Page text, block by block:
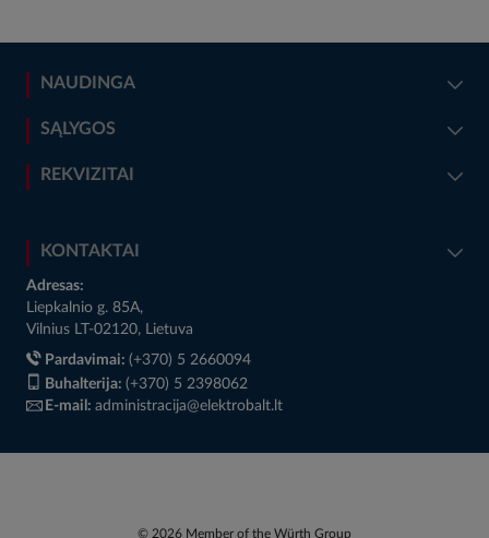
NAUDINGA
SĄLYGOS
REKVIZITAI
KONTAKTAI
Adresas:
Liepkalnio g. 85A,
Vilnius LT-02120, Lietuva
Pardavimai: (+370) 5 2660094
Buhalterija: (+370) 5 2398062
E-mail: administracija@elektrobalt.lt
© 2026 Member of the Würth Group